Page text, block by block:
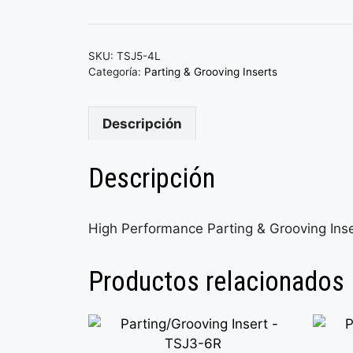
SKU: TSJ5-4L
Categoría: Parting & Grooving Inserts
Descripción
Descripción
High Performance Parting & Grooving
Productos relacionados